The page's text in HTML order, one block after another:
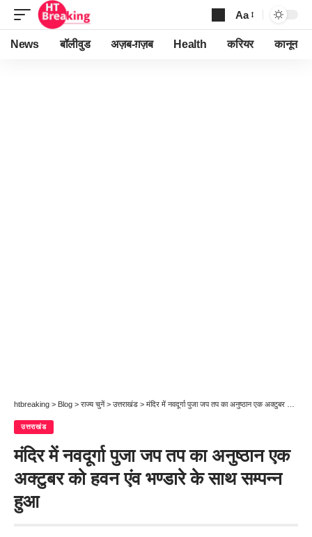
Font
Resizer
Aa
News बॉलीवुड अज़ब-ग़ज़ब Health करियर कानून
htbreaking > Blog > राज्य चुनें > उत्तराखंड > मंदिर में नवदूर्गा पुजा जप तप का अनुष्ठान एक अक्टुबर को हवन एंव भण्डारे के साथ सम्पन्न हुआ
उत्तराखंड
मंदिर में नवदूर्गा पुजा जप तप का अनुष्ठान एक
अक्टुबर को हवन एंव भण्डारे के साथ सम्पन्न
हुआ